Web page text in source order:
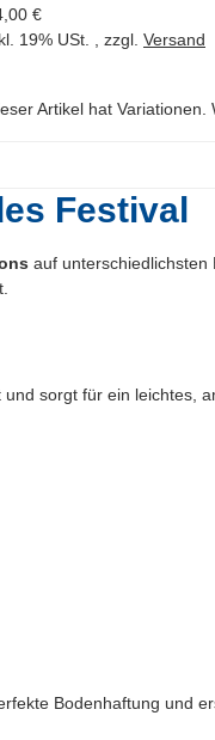
€
19% USt. , zzgl. Versand
Artikel hat Variationen.
Festival
auf unterschiedlichsten
sorgt für ein leichtes,
Bodenhaftung und